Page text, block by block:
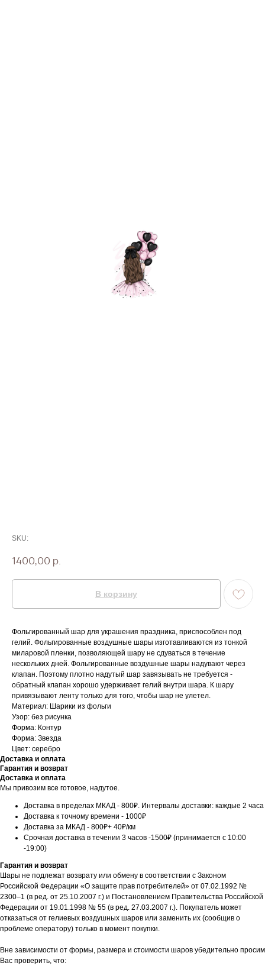
SKU:
1400,00 р.
В корзину
Фольгированный шар для украшения праздника, приспособлен под
гелий. Фольгированные воздушные шары изготавливаются из тонкой
миларовой пленки, позволяющей шару не сдуваться в течение
нескольких дней. Фольгированные воздушные шары надувают через
клапан. Поэтому плотно надутый шар завязывать не требуется -
обратный клапан хорошо удерживает гелий внутри шара. К шару
привязывают ленту только для того, чтобы шар не улетел.
Материал: Шарики из фольги
Узор: без рисунка
Форма: Контур
Форма: Звезда
Цвет: серебро
Доставка и оплата
Гарантия и возврат
Доставка и оплата
Мы привозим все готовое, надутое.
Доставка в пределах МКАД - 800₽. Интервалы доставки: каждые 2 часа
Доставка к точному времени - 1000₽
Доставка за МКАД - 800₽+ 40₽/км
Срочная доставка в течении 3 часов -1500₽ (принимается с 10:00
-19:00)
Гарантия и возврат
Шары не подлежат возврату или обмену в соответствии с Законом
Российской Федерации «О защите прав потребителей» от 07.02.1992 №
2300–1 (в ред. от 25.10.2007 г.) и Постановлением Правительства Российской
Федерации от 19.01.1998 № 55 (в ред. 27.03.2007 г.). Покупатель может
отказаться от гелиевых воздушных шаров или заменить их (сообщив о
проблеме оператору) только в момент покупки.
Вне зависимости от формы, размера и стоимости шаров убедительно просим
Вас проверить, что: